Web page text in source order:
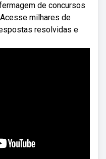
de concursos
milhares de
resolvidas e